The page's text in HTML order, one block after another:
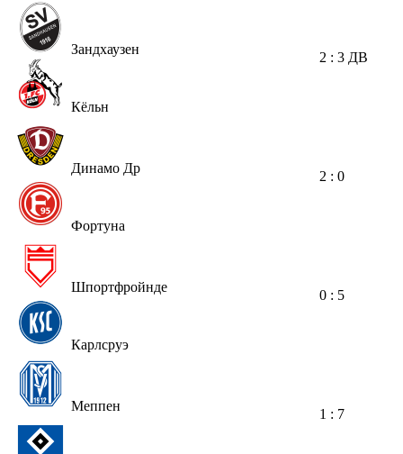
Зандхаузен
Кёльн
2 : 3 ДВ
Динамо Др
Фортуна
2 : 0
Шпортфройнде
Карлсруэ
0 : 5
Меппен
1 : 7